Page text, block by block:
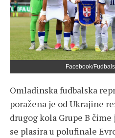
Facebook/
Omladinska fudbalska
poražena je od Ukrajine
drugog kola Grupe B
se plasira u polufinale